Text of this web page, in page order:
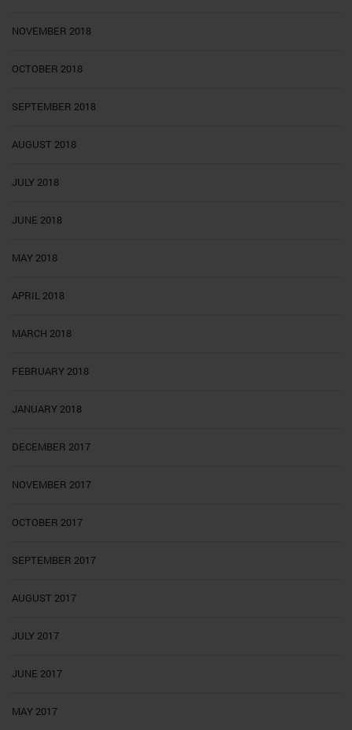
NOVEMBER 2018
OCTOBER 2018
SEPTEMBER 2018
AUGUST 2018
JULY 2018
JUNE 2018
MAY 2018
APRIL 2018
MARCH 2018
FEBRUARY 2018
JANUARY 2018
DECEMBER 2017
NOVEMBER 2017
OCTOBER 2017
SEPTEMBER 2017
AUGUST 2017
JULY 2017
JUNE 2017
MAY 2017